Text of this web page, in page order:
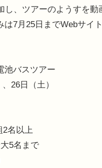
し、ツアーのようすを
7月25日までWebサイ
池バスツアー
26日（土）
2名以上
5名まで